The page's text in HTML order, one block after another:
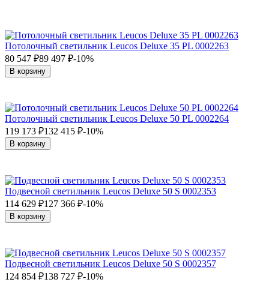
Потолочный светильник Leucos Deluxe 35 PL 0002263
80 547 ₽89 497 ₽-10%
В корзину
Потолочный светильник Leucos Deluxe 50 PL 0002264
119 173 ₽132 415 ₽-10%
В корзину
Подвесной светильник Leucos Deluxe 50 S 0002353
114 629 ₽127 366 ₽-10%
В корзину
Подвесной светильник Leucos Deluxe 50 S 0002357
124 854 ₽138 727 ₽-10%